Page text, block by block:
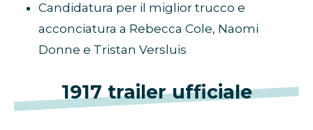
Candidatura per il miglior trucco e
acconciatura a Rebecca Cole, Naomi
Donne e Tristan Versluis
1917 trailer ufficiale